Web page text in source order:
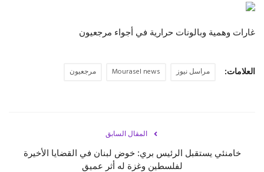
غارات وهمية وبالونات حرارية في أجواء مرجعيون
العلامات: مراسل نيوز Mourasel news مرجعيون
المقال السابق
خامنئي يستقبل الرئيس بري: خوض لبنان في القضايا الأخيرة
لفلسطين وغزة له أثر عميق